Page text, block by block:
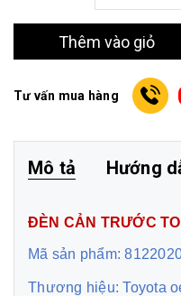
Thêm vào giỏ
Tư vấn mua hàng
Mô tả Hướng
ĐÈN CẢN TRƯỚC
Mã sản phẩm:
Thương hiệu: Toyota